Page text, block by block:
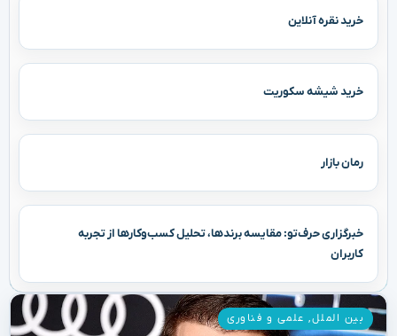
خرید نقره آنلاین
خرید شیشه سکوریت
رمان بازار
خبرگزاری حرف‌تو: مقایسه برندها، تحلیل کسب‌وکارها از تجربه
کاربران
بین الملل, علمی و فناوری